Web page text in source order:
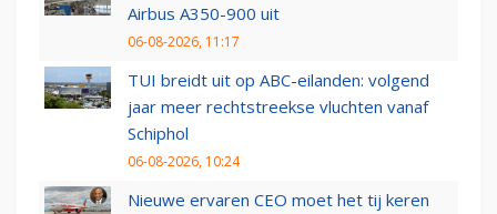
Airbus A350-900 uit
06-08-2026, 11:17
TUI breidt uit op ABC-eilanden: volgend
jaar meer rechtstreekse vluchten vanaf
Schiphol
06-08-2026, 10:24
Nieuwe ervaren CEO moet het tij keren